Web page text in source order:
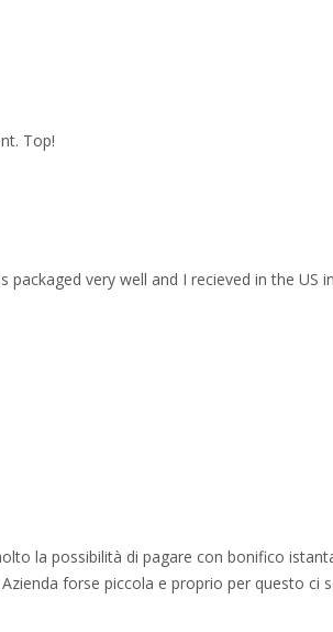
Top!
very well and I recieved in the
la possibilità di pagare con bonifico
forse piccola e proprio per questo ci